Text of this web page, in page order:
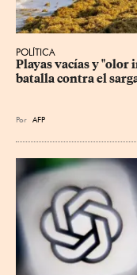
POLÍTICA
Playas vacías y
batalla contra el
Por AFP